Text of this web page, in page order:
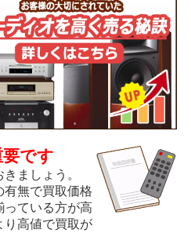
です
ましょう。
有無で買取価格
っている方が高
り高値で買取が